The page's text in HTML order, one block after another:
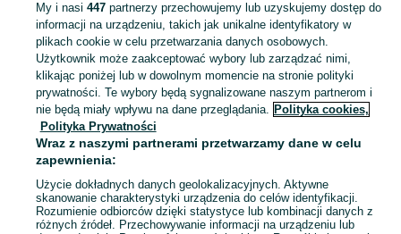
KATEGORIA
Szeroki wybór szpilek damskich Pruszków ▶️ Różne marki, kolory i rozmiary ✅ Nowe i używane w atrakcyjnych cenach ✌ Znajdź oferty na OLX.pl! Zobacz
Mapa kategorii
Mapa miejscowości
Mapa ministron
Popularne wyszukiwania
My i nasi 447partnerzy przechowujemy lub uzyskujemy dostęp do
informacji na urządzeniu, takich jak unikalne identyfikatory w
plikach cookie w celu przetwarzania danych osobowych.
Użytkownik może zaakceptować wybory lub zarządzać nimi,
klikając poniżej lub w dowolnym momencie na stronie polityki
prywatności. Te wybory będą sygnalizowane naszym partnerom i
nie będą miały wpływu na dane przeglądania. Polityka cookies,
Polityka Prywatności
Wraz z naszymi partnerami przetwarzamy dane w celu
zapewnienia:
Użycie dokładnych danych geolokalizacyjnych. Aktywne
skanowanie charakterystyki urządzenia do celów identyfikacji.
Rozumienie odbiorców dzięki statystyce lub kombinacji danych z
różnych źródeł. Przechowywanie informacji na urządzeniu lub